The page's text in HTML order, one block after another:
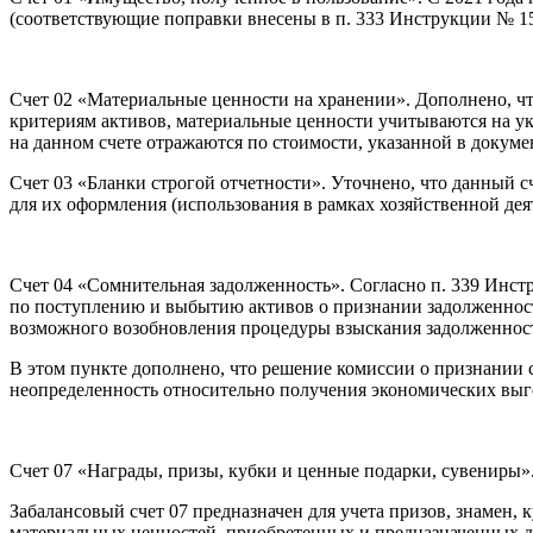
(соответствующие поправки внесены в п. 333 Инструкции №
Счет 02 «Материальные ценности на хранении». Дополнено,
критериям активов, материальные ценности учитываются на
на данном счете отражаются по стоимости, указанной в
Счет 03 «Бланки строгой отчетности». Уточнено, что данный
для их оформления (использования в рамках хозяйственной
Счет 04 «Сомнительная задолженность». Согласно п. 339
по поступлению и выбытию активов о признании
возможного возобновления процедуры взыскания
В этом пункте дополнено, что решение комиссии о
неопределенность относительно получения экономических
Счет 07 «Награды, призы, кубки и ценные подарки,
Забалансовый счет 07 предназначен для учета призов,